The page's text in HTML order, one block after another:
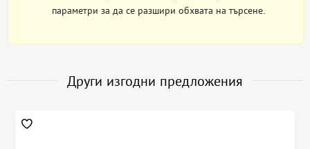
параметри за да се разшири обхвата на търсене.
Други изгодни предложения